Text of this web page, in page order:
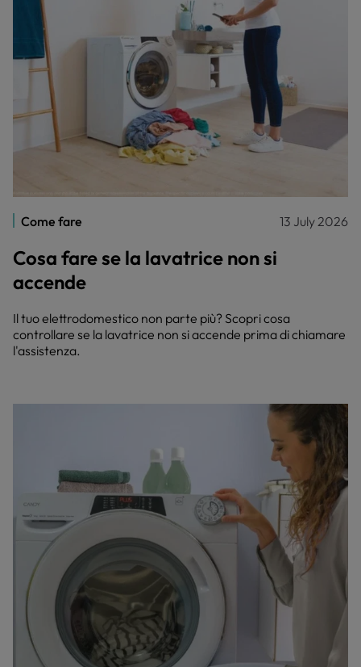
Come fare 13 July 2026
Cosa fare se la lavatrice non si
accende
Il tuo elettrodomestico non parte più? Scopri cosa
controllare se la lavatrice non si accende prima di chiamare
l'assistenza.